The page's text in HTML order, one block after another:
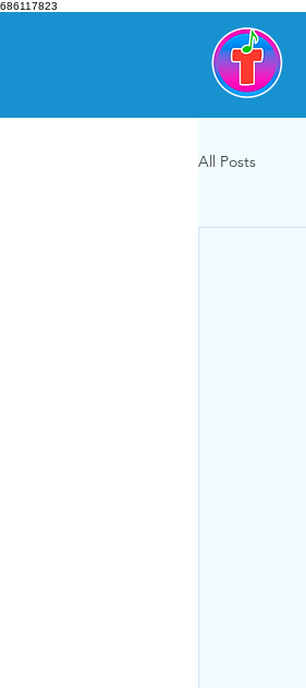
686117823
All Posts